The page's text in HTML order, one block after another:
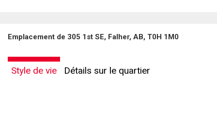
Emplacement de 305 1st SE, Falher, AB, T0H 1M0
Style de vie Détails sur le quartier